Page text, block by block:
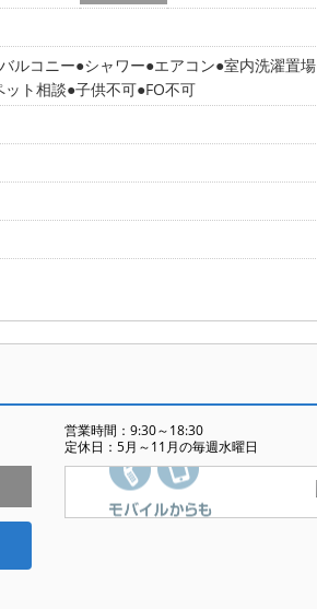
バルコニー シャワー エアコン 室内洗濯置場
ット相談 子供不可 FO不可
営業時間：9:30～18:30
定休日：5月～11月の毎週水曜日